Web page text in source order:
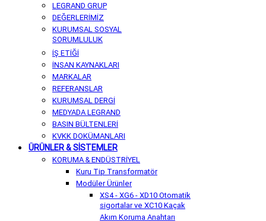
LEGRAND GRUP
DEĞERLERİMİZ
KURUMSAL SOSYAL
SORUMLULUK
İŞ ETİĞİ
İNSAN KAYNAKLARI
MARKALAR
REFERANSLAR
KURUMSAL DERGİ
MEDYADA LEGRAND
BASIN BÜLTENLERİ
KVKK DOKÜMANLARI
ÜRÜNLER & SİSTEMLER
KORUMA & ENDÜSTRİYEL
Kuru Tip Transformatör
Modüler Ürünler
XS4 - XG6 - XD10 Otomatik
sigortalar ve XC10 Kaçak
Akım Koruma Anahtarı